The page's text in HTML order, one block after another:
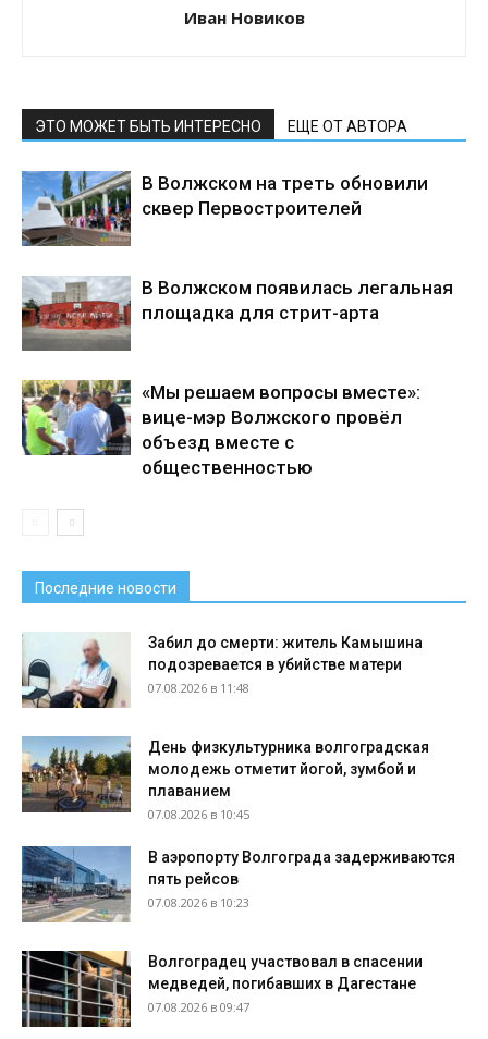
Иван Новиков
ЭТО МОЖЕТ БЫТЬ ИНТЕРЕСНО ЕЩЕ ОТ АВТОРА
В Волжском на треть обновили
сквер Первостроителей
В Волжском появилась легальная
площадка для стрит-арта
«Мы решаем вопросы вместе»:
вице-мэр Волжского провёл
объезд вместе с
общественностью
Последние новости
Забил до смерти: житель Камышина
подозревается в убийстве матери
07.08.2026 в 11:48
День физкультурника волгоградская
молодежь отметит йогой, зумбой и
плаванием
07.08.2026 в 10:45
В аэропорту Волгограда задерживаются
пять рейсов
07.08.2026 в 10:23
Волгоградец участвовал в спасении
медведей, погибавших в Дагестане
07.08.2026 в 09:47